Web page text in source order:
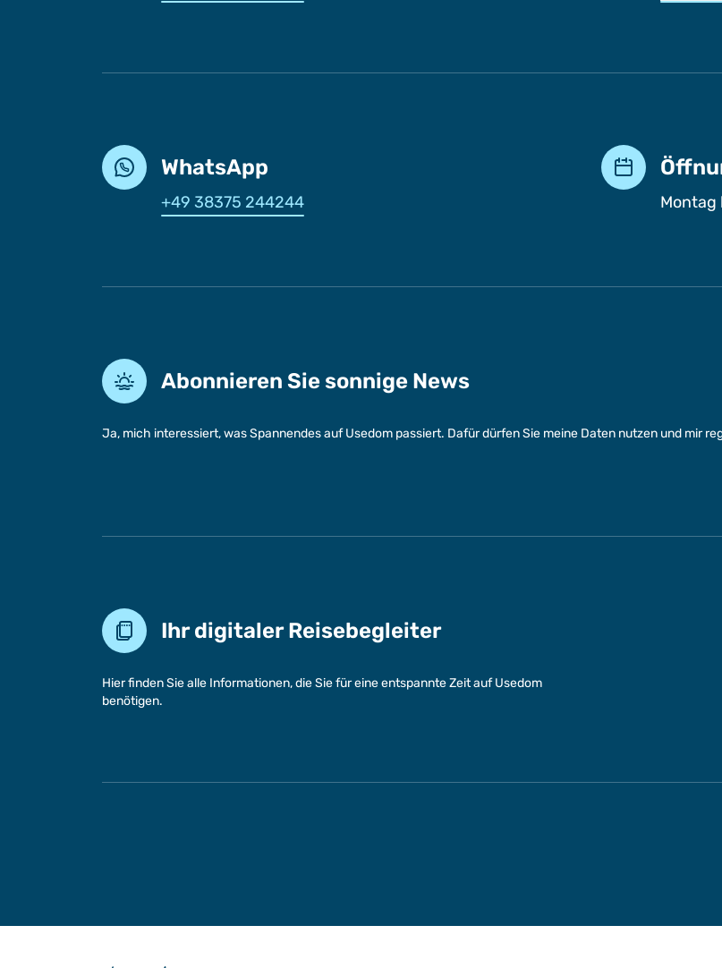
WhatsApp
+49 38375 244244 Montag
Abonnieren Sie sonnige News
Ja, mich interessiert, was Spannendes auf Usedom passiert. Dafür dürfen Sie meine Daten nutzen und mir
Ihr digitaler Reisebegleiter
Hier finden Sie alle Informationen, die Sie für eine entspannte Zeit auf Usedom
benötigen.